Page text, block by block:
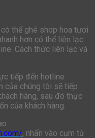
thể ghé shop hoa tươi
hơn có thể liên lạc
Cách thức liên lạc và
tiếp đến hotline
của chúng tôi sẽ tiếp
hàng, sau đó thực
của khách hàng.
, nhấn vào cụm từ